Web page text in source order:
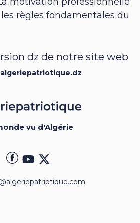
motivation professionnelle
règles fondamentales du
dz de notre site web
vu d'Algérie